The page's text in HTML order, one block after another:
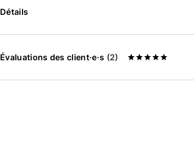
Détails
Évaluations des client·e·s (2)